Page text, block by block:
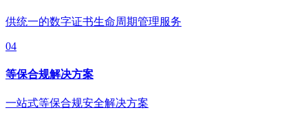
供统一的数字证书生命周期管理服务
04
等保合规解决方案
一站式等保合规安全解决方案